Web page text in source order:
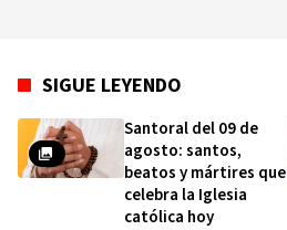
SIGUE LEYENDO
Santoral del 09 de
agosto: santos,
beatos y mártires que
celebra la Iglesia
católica hoy